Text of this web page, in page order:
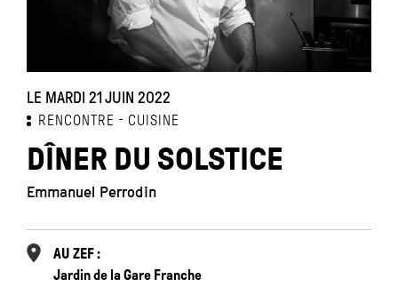
LE MARDI 21 JUIN 2022
RENCONTRE CUISINE
DÎNER DU SOLSTICE
Emmanuel Perrodin
AU ZEF :
Jardin de la Gare Franche